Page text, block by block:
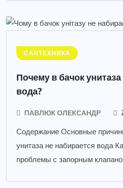
САНТЕХНИКА
Почему в бачок
вода?
ПАВЛЮК ОЛЕКСАНДР
Содержание Основные
унитаза не набирается вода
проблемы с запорным